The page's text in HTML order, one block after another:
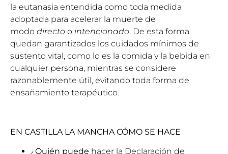
la eutanasia entendida como toda medida
adoptada para acelerar la muerte de
modo directo o inten­cionado. De esta forma
quedan garantizados los cuidados mínimos de
sustento vital, como lo es la comida y la bebida en
cualquier persona, mientras se considere
razonable­mente útil, evitando toda forma de
ensañamiento terapéutico.
EN CASTILLA LA MANCHA CÓMO SE HACE
¿Quién puede hacer la Declaración de